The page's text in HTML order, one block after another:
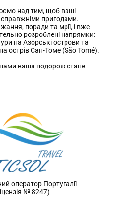
над тим, щоб ваші
пригодами.
поради та мрії, і вже
розроблені напрямки:
на Азорські острови та
острів Сан-Томе (São Tomé).
ваша подорож стане
оператор Португалії
№ 8247)